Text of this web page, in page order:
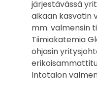
järjestävässä
aikaan kasvatin
mm. valmensin
Tiimiakatemia
ohjasin
Intotalon